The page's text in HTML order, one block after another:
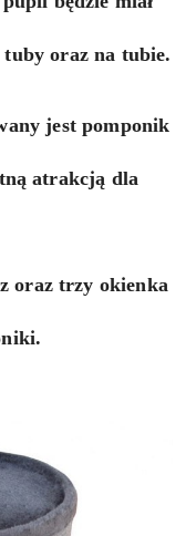
oraz na tubie.
jest pomponik
atrakcją dla
oraz trzy okienka